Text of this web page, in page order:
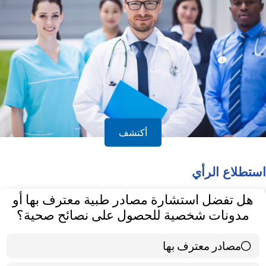
أكتشف
استطلاع الرأي
هل تفضل استشارة مصادر طبية معترف بها أو
مدونات شخصية للحصول على نصائح صحية؟
مصادر معترف بها
39 ( 65 % )